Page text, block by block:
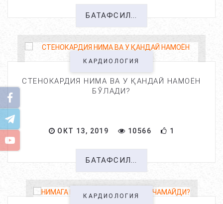
БАТАФСИЛ...
КАРДИОЛОГИЯ
СТЕНОКАРДИЯ НИМА ВА У ҚАНДАЙ НАМОЁН
БЎЛАДИ?
ОКТ 13, 2019 10566 1
БАТАФСИЛ...
КАРДИОЛОГИЯ